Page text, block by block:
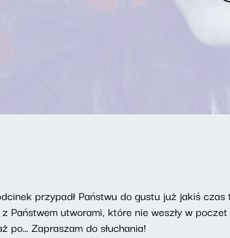
przypadł Państwu do gustu już jakiś
Państwem utworami, które nie weszły w
po... Zapraszam do słuchania!